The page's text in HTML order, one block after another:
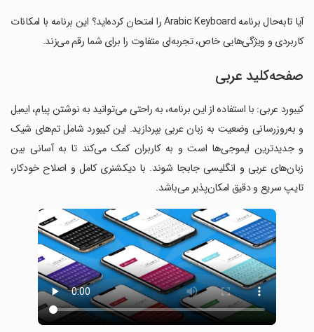
آیا تابه‌حال برنامه Arabic Keyboard را امتحان کرده‌اید؟ این برنامه با امکانات
کاربردی و ویژگی‌هایی خاص، تجربه‌ای متفاوت را برای شما رقم می‌زند.
صفحه‌کلید عربی
کیبورد عربی: با استفاده از این برنامه، به راحتی می‌توانید به نوشتن پیام، ایمیل
و به‌روزرسانی وضعیت به زبان عربی بپردازید. این کیبورد شامل تم‌های شیک
و جدیدترین ایموجی‌ها است و به کاربران کمک می‌کند تا به آسانی بین
زبان‌های عربی و انگلیسی جابجا شوند. با دیکشنری کامل و اصلاح خودکار،
تایپ سریع و دقیق امکان‌پذیر می‌باشد.